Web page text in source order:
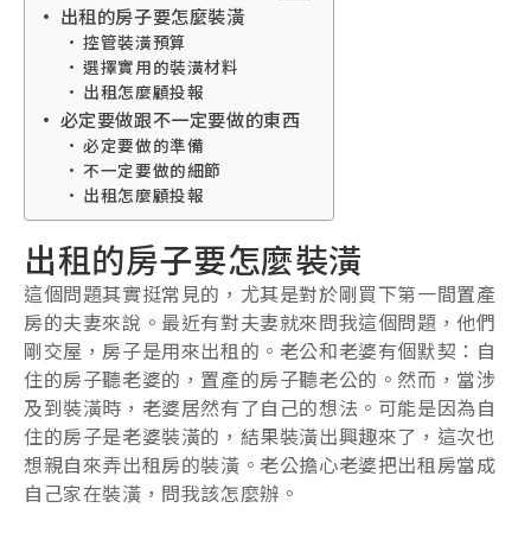
出租的房子要怎麼裝潢
控管裝潢預算
選擇實用的裝潢材料
出租怎麼顧投報
必定要做跟不一定要做的東西
必定要做的準備
不一定要做的細節
出租怎麼顧投報
出租的房子要怎麼裝潢
這個問題其實挺常見的，尤其是對於剛買下第一間置產
房的夫妻來說。最近有對夫妻就來問我這個問題，他們
剛交屋，房子是用來出租的。老公和老婆有個默契：自
住的房子聽老婆的，置產的房子聽老公的。然而，當涉
及到裝潢時，老婆居然有了自己的想法。可能是因為自
住的房子是老婆裝潢的，結果裝潢出興趣來了，這次也
想親自來弄出租房的裝潢。老公擔心老婆把出租房當成
自己家在裝潢，問我該怎麼辦。